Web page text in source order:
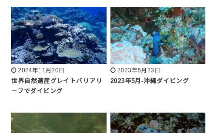
2024年11月20日
世界自然遺産グレイトバリアリ
ーフでダイビング
2023年5月23日
2023年5月-沖縄ダイビング